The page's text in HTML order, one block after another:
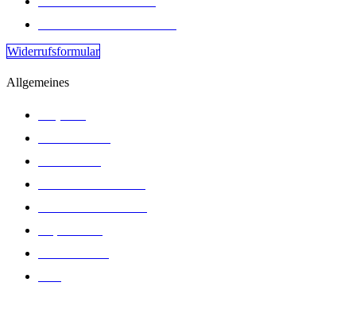
Widerrufsformular
Allgemeines